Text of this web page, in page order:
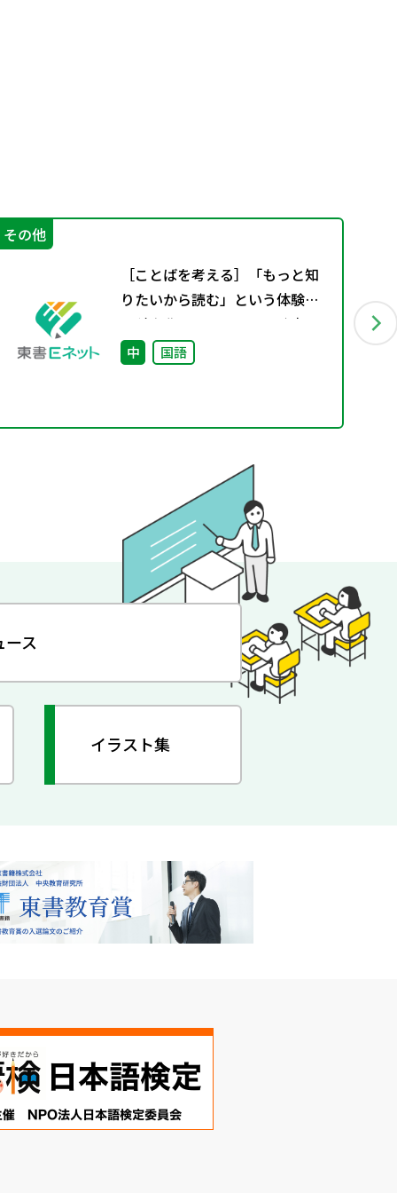
その他
［ことばを考える］「もっと知
りたいから読む」という体験〜
百科事典からはじめる、読書の
入り口〜
中 国語
ース
イラスト集